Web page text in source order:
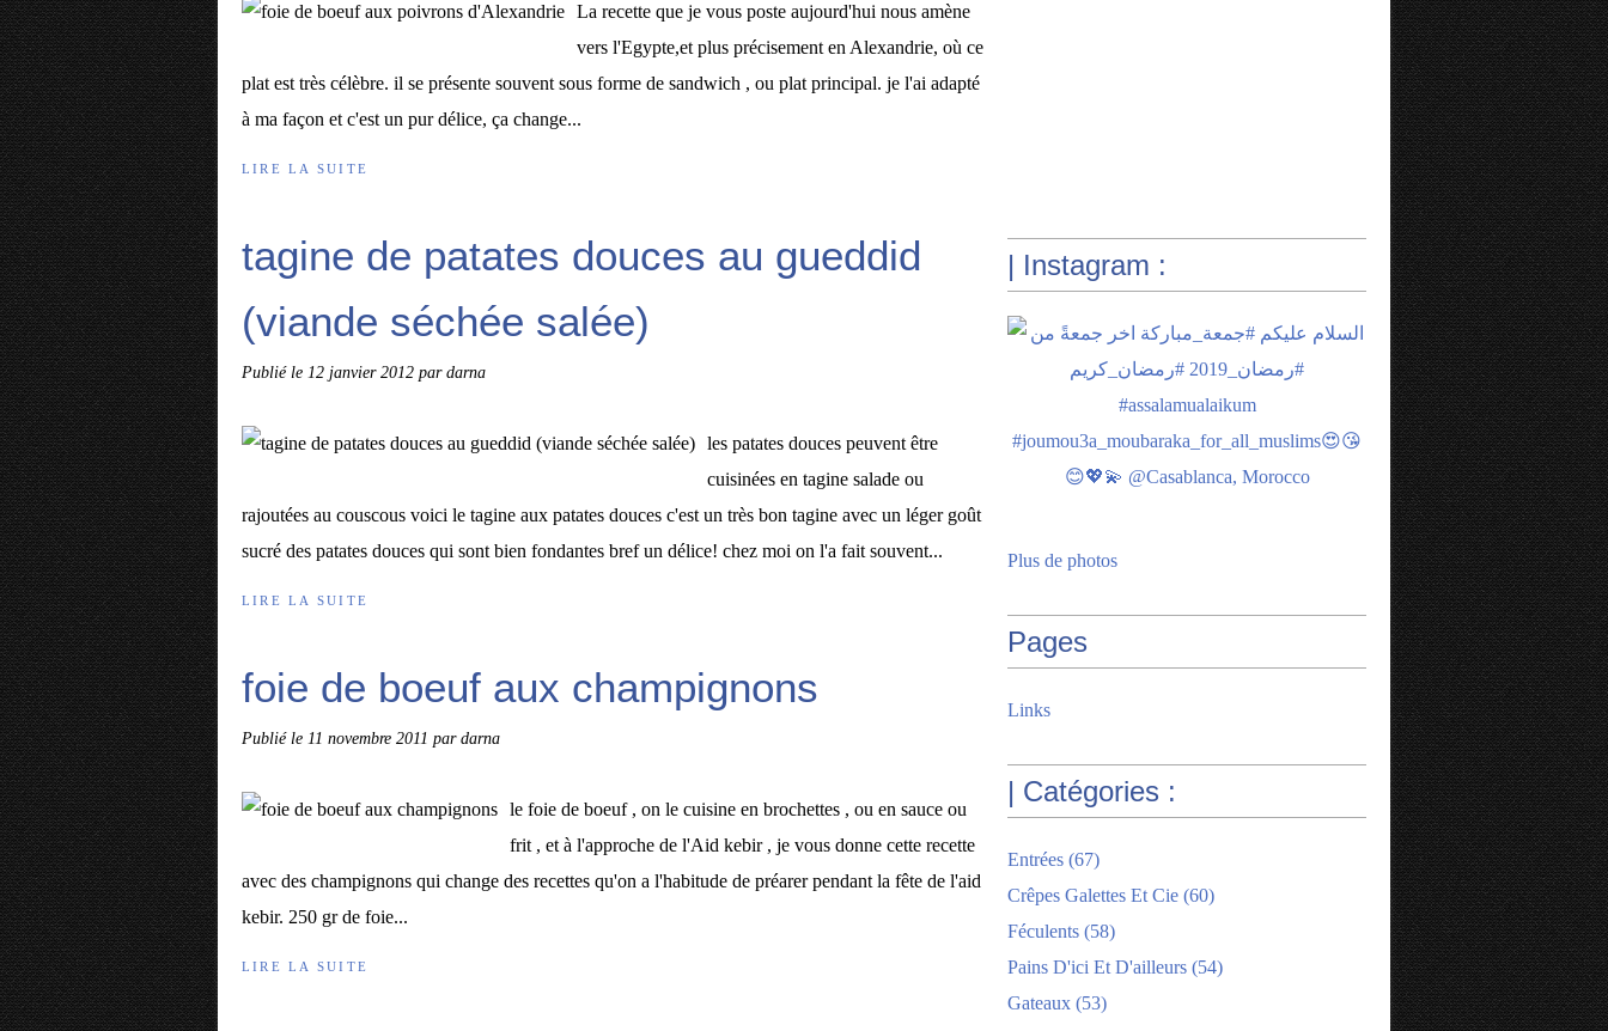
La recette que je vous poste aujourd'hui nous amène
vers l'Egypte,et plus précisement en Alexandrie, où ce
plat est très célèbre. il se présente souvent sous forme de sandwich , ou plat principal. je l'ai adapté
à ma façon et c'est un pur délice, ça change...
LIRE LA SUITE
tagine de patates douces au gueddid
(viande séchée salée)
Publié le 12 janvier 2012 par darna
les patates douces peuvent être
cuisinées en tagine salade ou
rajoutées au couscous voici le tagine aux patates douces c'est un très bon tagine avec un léger goût
sucré des patates douces qui sont bien fondantes bref un délice! chez moi on l'a fait souvent...
LIRE LA SUITE
foie de boeuf aux champignons
Publié le 11 novembre 2011 par darna
le foie de boeuf , on le cuisine en brochettes , ou en sauce ou
frit , et à l'approche de l'Aid kebir , je vous donne cette recette
avec des champignons qui change des recettes qu'on a l'habitude de préarer pendant la fête de l'aid
kebir. 250 gr de foie...
LIRE LA SUITE
| Instagram :
Plus de photos
Pages
Links
| Catégories :
Entrées (67)
Crêpes Galettes Et Cie (60)
Féculents (58)
Pains D'ici Et D'ailleurs (54)
Gateaux (53)